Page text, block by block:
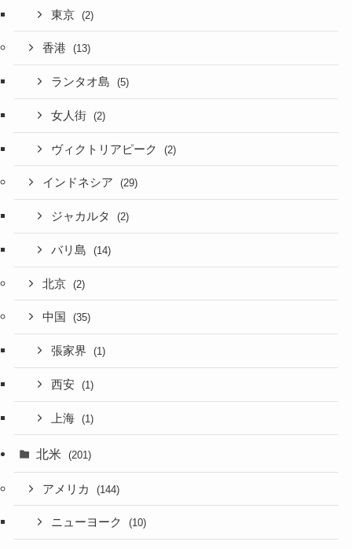
東京 (2)
香港 (13)
ランタオ島 (5)
女人街 (2)
ヴィクトリアピーク (2)
インドネシア (29)
ジャカルタ (2)
バリ島 (14)
北京 (2)
中国 (35)
張家界 (1)
西安 (1)
上海 (1)
北米 (201)
アメリカ (144)
ニューヨーク (10)